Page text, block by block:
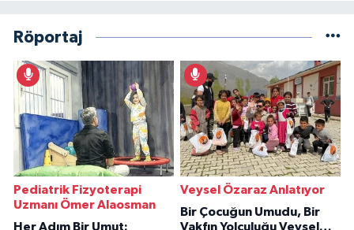
Röportaj
Pediatrik Fizyoterapi
Uzmanı Ömer Alaosman
Her Adım Bir Umut:
Veysel Özaraz Anlatıyor
Bir Çocuğun Umudu, Bir
Vakfın Yolculuğu Veysel